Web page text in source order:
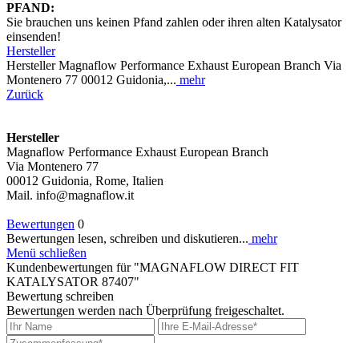
PFAND:
Sie brauchen uns keinen Pfand zahlen oder ihren alten Katalysator
einsenden!
Hersteller
Hersteller Magnaflow Performance Exhaust European Branch Via
Montenero 77 00012 Guidonia,... mehr
Zurück
Hersteller
Magnaflow Performance Exhaust European Branch
Via Montenero 77
00012 Guidonia, Rome, Italien
Mail. info@magnaflow.it
Bewertungen 0
Bewertungen lesen, schreiben und diskutieren... mehr
Menü schließen
Kundenbewertungen für "MAGNAFLOW DIRECT FIT
KATALYSATOR 87407"
Bewertung schreiben
Bewertungen werden nach Überprüfung freigeschaltet.